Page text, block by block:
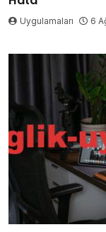
Uygulamaları 6